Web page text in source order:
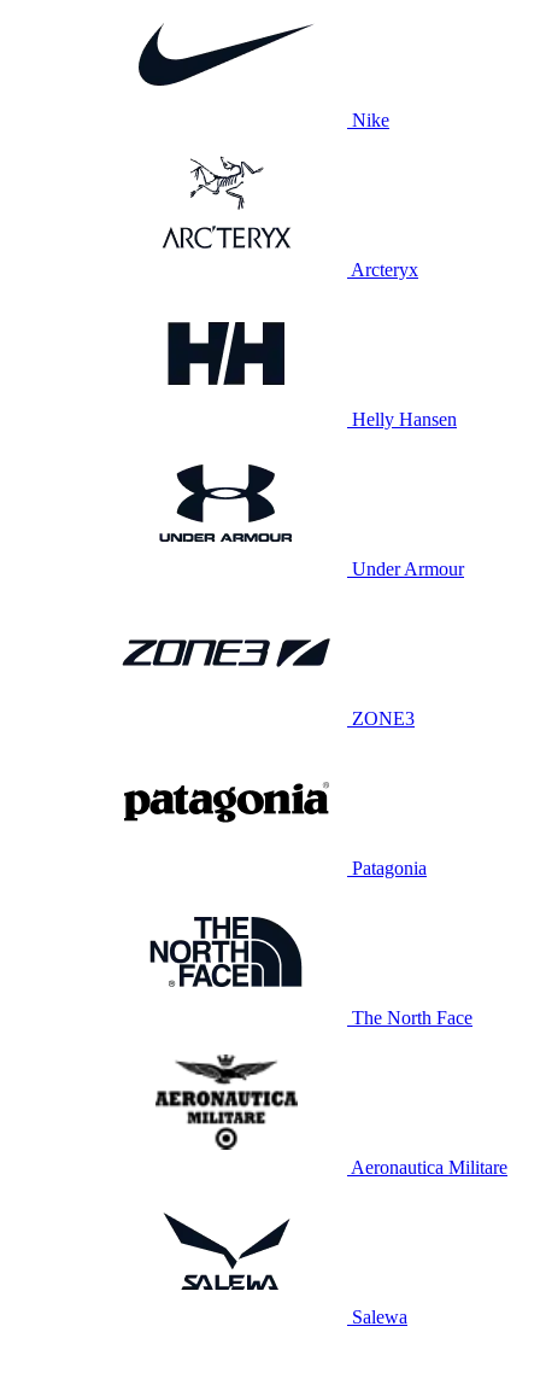
Nike
Arcteryx
Helly Hansen
Under Armour
ZONE3
Patagonia
The North Face
Aeronautica Militare
Salewa